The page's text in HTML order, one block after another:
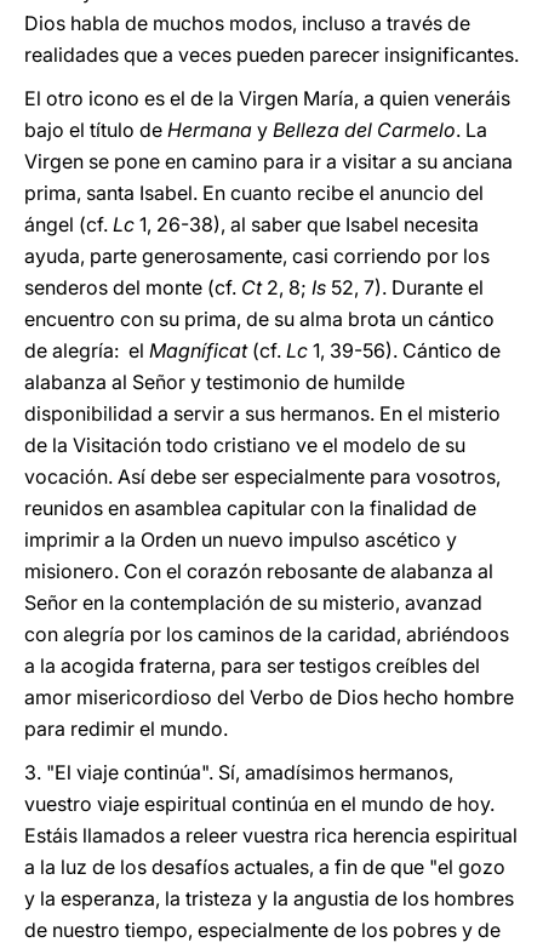
Dios habla de muchos modos, incluso a través de
realidades que a veces pueden parecer insignificantes.
El otro icono es el de la Virgen María, a quien veneráis
bajo el título de Hermana y Belleza del Carmelo. La
Virgen se pone en camino para ir a visitar a su anciana
prima, santa Isabel. En cuanto recibe el anuncio del
ángel (cf. Lc 1, 26-38), al saber que Isabel necesita
ayuda, parte generosamente, casi corriendo por los
senderos del monte (cf. Ct2, 8; Is 52, 7). Durante el
encuentro con su prima, de su alma brota un cántico
de alegría: el Magníficat(cf. Lc 1, 39-56). Cántico de
alabanza al Señor y testimonio de humilde
disponibilidad a servir a sus hermanos. En el misterio
de la Visitación todo cristiano ve el modelo de su
vocación. Así debe ser especialmente para vosotros,
reunidos en asamblea capitular con la finalidad de
imprimir a la Orden un nuevo impulso ascético y
misionero. Con el corazón rebosante de alabanza al
Señor en la contemplación de su misterio, avanzad
con alegría por los caminos de la caridad, abriéndoos
a la acogida fraterna, para ser testigos creíbles del
amor misericordioso del Verbo de Dios hecho hombre
para redimir el mundo.
3. "El viaje continúa". Sí, amadísimos hermanos,
vuestro viaje espiritual continúa en el mundo de hoy.
Estáis llamados a releer vuestra rica herencia espiritual
a la luz de los desafíos actuales, a fin de que "el gozo
y la esperanza, la tristeza y la angustia de los hombres
de nuestro tiempo, especialmente de los pobres y de